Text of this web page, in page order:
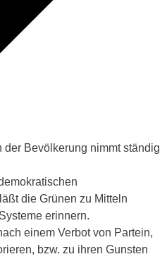
der Bevölkerung nimmt ständig
die Grünen zu Mitteln
erinnern.
einem Verbot von Partein,
bzw. zu ihren Gunsten